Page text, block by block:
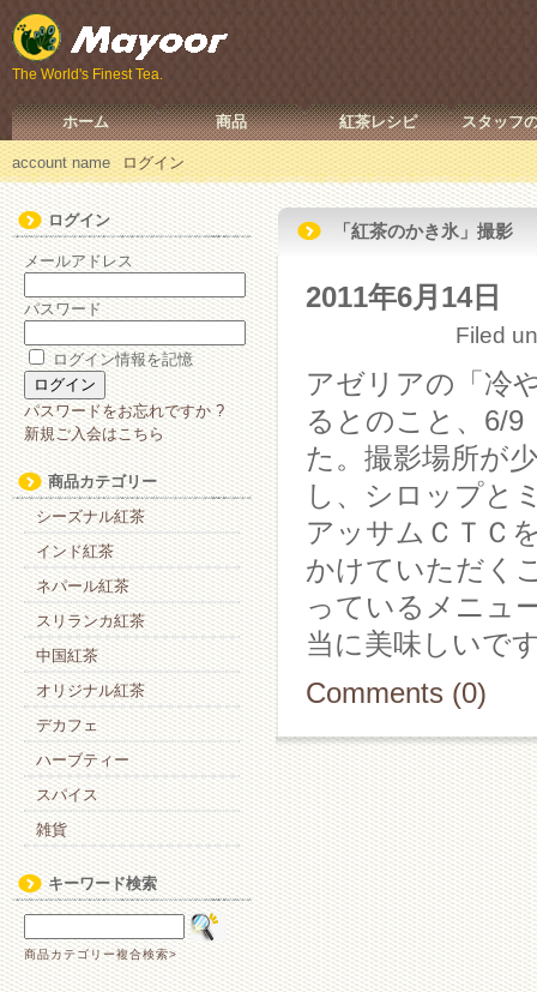
The World's Finest Tea.
ホーム 商品 紅茶レシピ スタッフ
account name ログイン
ログイン
メールアドレス
パスワード
ログイン情報を記憶
パスワードをお忘れですか ?
新規ご入会はこちら
商品カテゴリー
シーズナル紅茶
インド紅茶
ネパール紅茶
スリランカ紅茶
中国紅茶
オリジナル紅茶
デカフェ
ハーブティー
スパイス
雑貨
キーワード検索
商品カテゴリー複合検索>
「紅茶のかき氷」撮影
2011年6月14日
Filed
アゼリアの「冷
るとのこと、6/
た。撮影場所が
し、シロップと
アッサムＣＴＣ
かけていただく
っているメニュ
当に美味しいで
Comments (0)